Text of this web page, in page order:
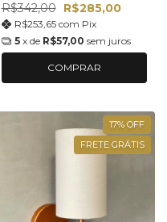
R$342,00 R$285,00
R$253,65 com Pix
5 x de R$57,00 sem juros
COMPRAR
17% OFF
FRETE GRÁTIS